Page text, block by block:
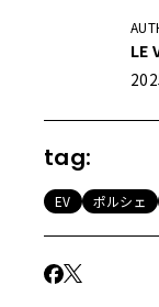
LE
tag:
EV ポルシェ